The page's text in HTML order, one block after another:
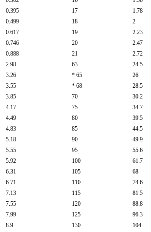
0.395 17
1.78
0.499 18
2
0.617 19
2.23
0.746 20
2.47
0.888 21
2.72
2.98 63
24.5
3.26 * 65
26
3.55 * 68
28.5
3.85 70
30.2
4.17 75
34.7
4.49 80
39.5
4.83 85
44.5
5.18 90
49.9
5.55 95
55.6
5.92 100
61.7
6.31 105
68
6.71 110
74.6
7.13 115
81.5
7.55 120
88.8
7.99 125
96.3
8.9 130
104